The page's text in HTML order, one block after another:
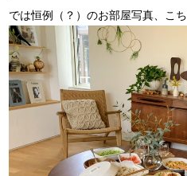
では恒例（？）のお部屋写真、こち